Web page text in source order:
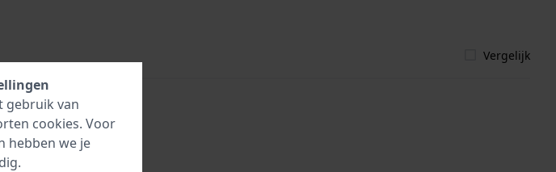
Vergelijk
gebruik van
cookies. Voor
hebben we je